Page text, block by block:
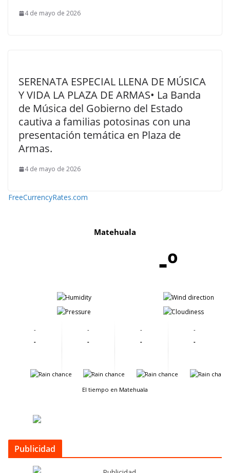
4 de mayo de 2026
SERENATA ESPECIAL LLENA DE MÚSICA
Y VIDA LA PLAZA DE ARMAS• La Banda
de Música del Gobierno del Estado
cautiva a familias potosinas con una
presentación temática en Plaza de
Armas.
4 de mayo de 2026
FreeCurrencyRates.com
Matehuala
-º
-
-
-
-
-
-
-
-
-
-
-
-
-
-
-
-
El tiempo en Matehuala
Publicidad